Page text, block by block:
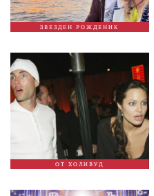
ЗВЕЗДЕН РОЖДЕНИК
ОТ ХОЛИВУД